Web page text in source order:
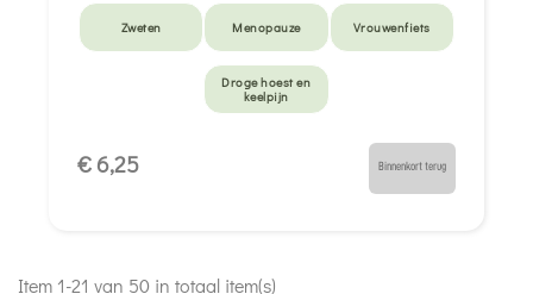
Zweten Menopauze Vrouwenfiets
Droge hoest en
keelpijn
€ 6,25 Binnenkort terug
Item 1-21 van 50 in totaal item(s)